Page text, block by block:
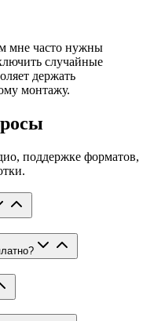
мне часто нужны
случайные
держать
монтажу.
поддержке форматов,